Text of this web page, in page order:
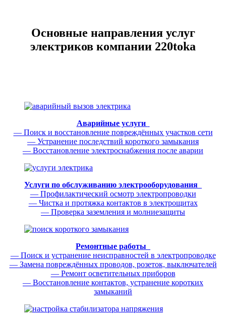
Основные направления услуг
электриков компании 220toka
Аварийные услуги
— Поиск и восстановление повреждённых участков сети
— Устранение последствий короткого замыкания
— Восстановление электроснабжения после аварии
Услуги по обслуживанию электрооборудования
— Профилактический осмотр электропроводки
— Чистка и протяжка контактов в электрощитах
— Проверка заземления и молниезащиты
Ремонтные работы
— Поиск и устранение неисправностей в электропроводке
— Замена повреждённых проводов, розеток, выключателей
— Ремонт осветительных приборов
— Восстановление контактов, устранение коротких
замыканий